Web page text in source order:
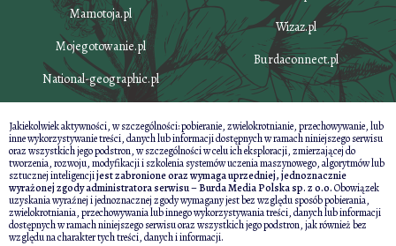
Mamotoja.pl
Mojegotowanie.pl
National-geographic.pl
Wizaz.pl
Burdaconnect.pl
Jakiekolwiek aktywności, w szczególności: pobieranie, zwielokrotnianie, przechowywanie, lub
inne wykorzystywanie treści, danych lub informacji dostępnych w ramach niniejszego serwisu
oraz wszystkich jego podstron, w szczególności w celu ich eksploracji, zmierzającej do
tworzenia, rozwoju, modyfikacji i szkolenia systemów uczenia maszynowego, algorytmów lub
sztucznej inteligencjijest zabronione oraz wymaga uprzedniej, jednoznacznie
wyrażonej zgody administratora serwisu – Burda Media Polska sp. z o.o.Obowiązek
uzyskania wyraźnej i jednoznacznej zgody wymagany jest bez względu sposób pobierania,
zwielokrotniania, przechowywania lub innego wykorzystywania treści, danych lub informacji
dostępnych w ramach niniejszego serwisu oraz wszystkich jego podstron, jak również bez
względu na charakter tych treści, danych i informacji.